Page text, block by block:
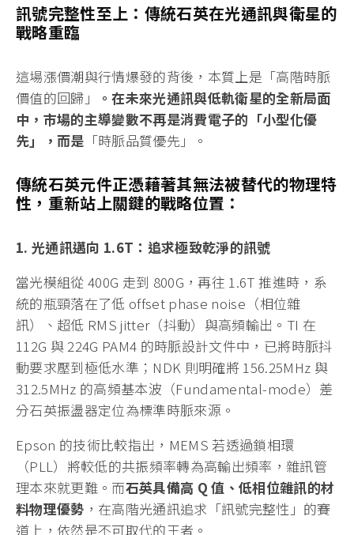
訊號完整性至上：傳統石英在光通訊與衛星的
戰略重臨
這場漲價潮與行情爆發的背後，本質上是「高階時脈
價值的回歸」
。在未來光通訊與低軌衛星的全新局面
中，市場的主導變數不再是消費電子的「小型化優
先」，而是 「時脈品質優先」。
傳統石英元件正憑藉著其無法被替代的物理特
性，重新站上關鍵的戰略位置：
1. 光通訊邁向 1.6T：追求極致乾淨的訊號
當光模組從 400G 走到 800G，再往 1.6T 推進時，系
統的瓶頸落在了低 offset phase noise（相位雜
訊）、超低 RMS jitter（抖動）與高頻輸出。TI 在
112G 與 224G PAM4 的時脈設計文件中，已將時脈抖
動要求壓到極低水準；NDK 則明確將 156.25MHz 與
312.5MHz 的高頻基本波（Fundamental-mode）差
分石英振盪器定位為標準時脈來源。
Epson 的技術比較指出，MEMS 若透過鎖相環
（PLL）將較低的共振頻率轉為高輸出頻率，雜訊管
理本來就更難。而石英具備高 Q 值、低相位雜訊的材
料物理優勢 ，在高階光通訊追求「訊號完整性」的賽
道上，依然是不可取代的王者。